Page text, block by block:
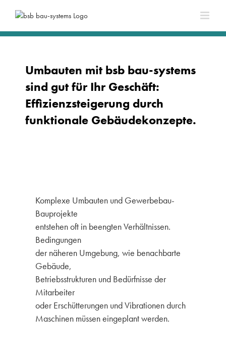
Umbauten mit bsb bau-systems
sind gut für Ihr Geschäft:
Effizienzsteigerung durch
funktionale Gebäudekonzepte.
Komplexe Umbauten und Gewerbebau-
Bauprojekte
entstehen oft in beengten Verhältnissen.
Bedingungen
der näheren Umgebung, wie benachbarte
Gebäude,
Betriebsstrukturen und Bedürfnisse der
Mitarbeiter
oder Erschütterungen und Vibrationen durch
Maschinen müssen eingeplant werden.